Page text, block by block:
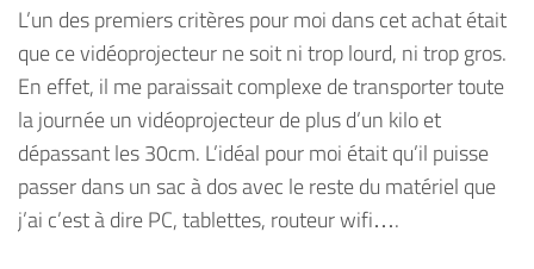
L’un des premiers critères pour moi dans cet achat était
que ce vidéoprojecteur ne soit ni trop lourd, ni trop gros.
En effet, il me paraissait complexe de transporter toute
la journée un vidéoprojecteur de plus d’un kilo et
dépassant les 30cm. L’idéal pour moi était qu’il puisse
passer dans un sac à dos avec le reste du matériel que
j’ai c’est à dire PC, tablettes, routeur wifi….